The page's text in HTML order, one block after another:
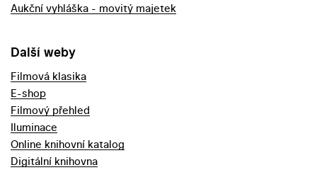
Aukční vyhláška - movitý majetek
Další weby
Filmová klasika
E-shop
Filmový přehled
Iluminace
Online knihovní katalog
Digitální knihovna